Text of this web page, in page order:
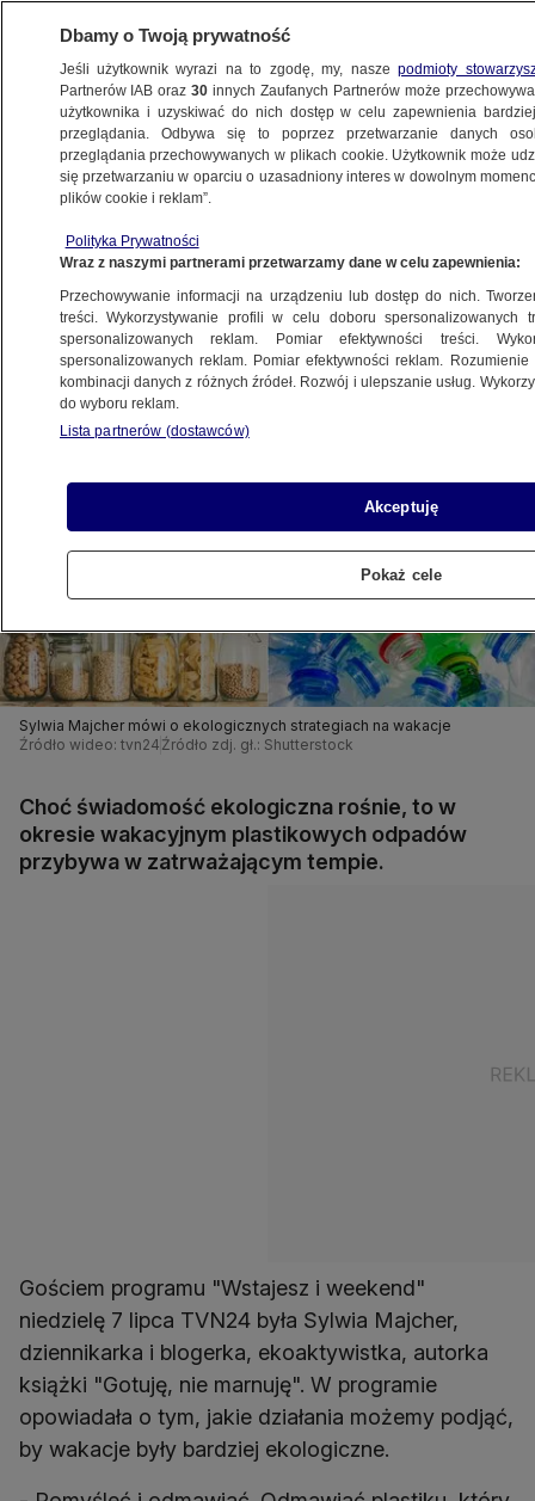
METEO
NAJNOWSZE
ograniczać plastik na wakacjach
14.07.2019, 09:55
Udostępnij
Sylwia Majcher mówi o ekologicznych strategiach na wakacje
Źródło wideo: tvn24 Źródło zdj. gł.: Shutterstock
Choć świadomość ekologiczna rośnie, to w
okresie wakacyjnym plastikowych odpadów
przybywa w zatrważającym tempie.
Gościem programu "Wstajesz i weekend"
niedzielę 7 lipca TVN24 była Sylwia Majcher,
dziennikarka i blogerka, ekoaktywistka, autorka
książki "Gotuję, nie marnuję". W programie
opowiadała o tym, jakie działania możemy podjąć,
by wakacje były bardziej ekologiczne.
Dbamy o Twoją prywatność
Jeśli użytkownik wyrazi na to zgodę, my, naszepodmioty
Partnerów IAB oraz30 innych Zaufanych Partnerów może
użytkownika i uzyskiwać do nich dostęp w celu zapewnienia
przeglądania. Odbywa się to poprzez przetwarzanie danych
przeglądania przechowywanych w plikach cookie. Użytkownik może
się przetwarzaniu w oparciu o uzasadniony interes w dowolnym
plików cookie i reklam”.
Polityka Prywatności
Wraz z naszymi partnerami przetwarzamy dane w celu zapewnienia:
Przechowywanie informacji na urządzeniu lub dostęp do nich.
treści. Wykorzystywanie profili w celu doboru spersonalizowanych
spersonalizowanych reklam. Pomiar efektywności treści.
spersonalizowanych reklam. Pomiar efektywności reklam.
kombinacji danych z różnych źródeł. Rozwój i ulepszanie usług.
do wyboru reklam.
Lista partnerów (dostawców)
Akceptuję
Pokaż cele